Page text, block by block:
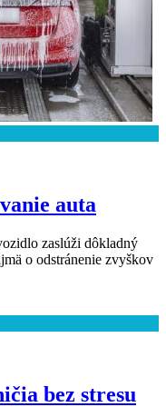
auta
zaslúži dôkladný
o odstránenie zvyškov
bez stresu